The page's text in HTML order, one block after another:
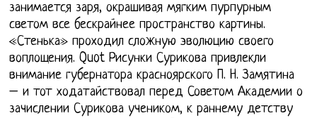
занимается заря, окрашивая мягким пурпурным
светом все бескрайнее пространство картины.
«Стенька» проходил сложную эволюцию своего
воплощения. Quot Рисунки Сурикова привлекли
внимание губернатора красноярского П. Н. Замятина
– и тот ходатайствовал перед Советом Академии о
зачислении Сурикова учеником, к раннему детству